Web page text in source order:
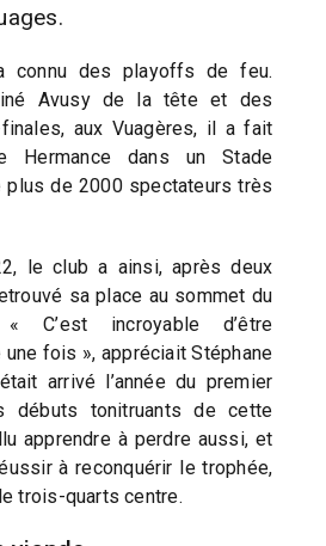
connu des playoffs de feu.
Avusy de la tête et des
aux Vuagères, il a fait
Hermance dans un Stade
plus de 2000 spectateurs très
le club a ainsi, après deux
sa place au sommet du
C’est incroyable d’être
fois », appréciait Stéphane
arrivé l’année du premier
débuts tonitruants de cette
apprendre à perdre aussi, et
à reconquérir le trophée,
trois-quarts centre.